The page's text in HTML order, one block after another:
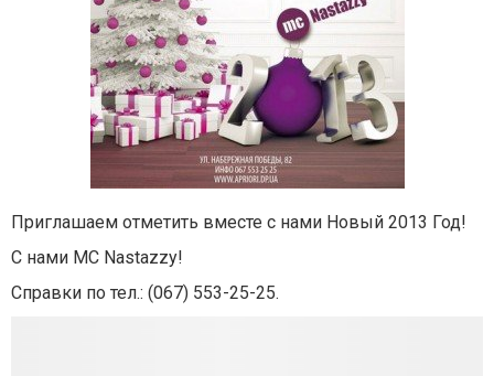
Приглашаем отметить вместе с нами Новый 2013 Год!
С нами MC Nastazzy!
Справки по тел.: (067) 553-25-25.